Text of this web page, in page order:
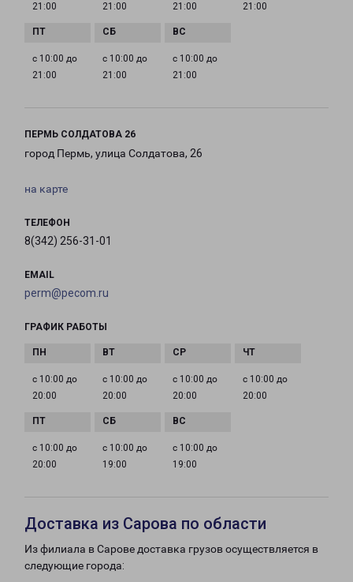
21:00
21:00
21:00
21:00
с 10:00 до
21:00
с 10:00 до
21:00
с 10:00 до
21:00
ПЕРМЬ СОЛДАТОВА 26
город Пермь, улица Солдатова, 26
на карте
ТЕЛЕФОН
8(342) 256-31-01
EMAIL
perm@pecom.ru
ГРАФИК РАБОТЫ
с 10:00 до
20:00
с 10:00 до
20:00
с 10:00 до
20:00
с 10:00 до
20:00
с 10:00 до
20:00
с 10:00 до
19:00
с 10:00 до
19:00
Доставка из Сарова по области
Из филиала в Сарове доставка грузов осуществляется в
следующие города: